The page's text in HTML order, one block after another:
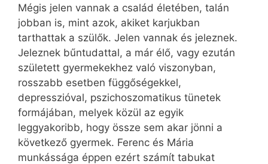
Mégis jelen vannak a család életében, talán
jobban is, mint azok, akiket karjukban
tarthattak a szülők. Jelen vannak és jeleznek.
Jeleznek bűntudattal, a már élő, vagy ezután
született gyermekekhez való viszonyban,
rosszabb esetben függőségekkel,
depresszióval, pszichoszomatikus tünetek
formájában, melyek közül az egyik
leggyakoribb, hogy össze sem akar jönni a
következő gyermek. Ferenc és Mária
munkássága éppen ezért számít tabukat